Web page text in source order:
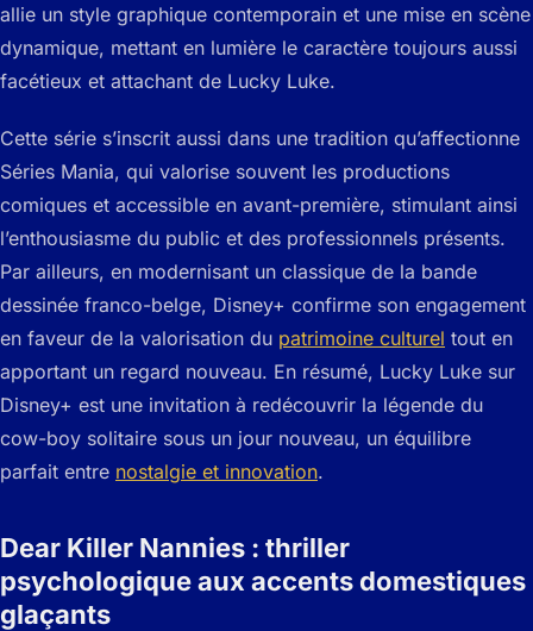
allie un style graphique contemporain et une mise en scène
dynamique, mettant en lumière le caractère toujours aussi
facétieux et attachant de Lucky Luke.
Cette série s’inscrit aussi dans une tradition qu’affectionne
Séries Mania, qui valorise souvent les productions
comiques et accessible en avant-première, stimulant ainsi
l’enthousiasme du public et des professionnels présents.
Par ailleurs, en modernisant un classique de la bande
dessinée franco-belge, Disney+ confirme son engagement
en faveur de la valorisation du patrimoine culturel tout en
apportant un regard nouveau. En résumé, Lucky Luke sur
Disney+ est une invitation à redécouvrir la légende du
cow-boy solitaire sous un jour nouveau, un équilibre
parfait entre nostalgie et innovation.
Dear Killer Nannies : thriller
psychologique aux accents domestiques
glaçants